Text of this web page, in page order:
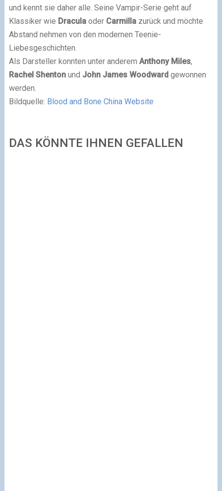
und kennt sie daher alle. Seine Vampir-Serie geht auf
Klassiker wie Draculaoder Carmillazurück und möchte
Abstand nehmen von den modernen Teenie-
Liebesgeschichten.
Als Darsteller konnten unter anderem Anthony Miles,
Rachel Shentonund John James Woodwardgewonnen
werden.
Bildquelle: Blood and Bone China Website
DAS KÖNNTE IHNEN GEFALLEN